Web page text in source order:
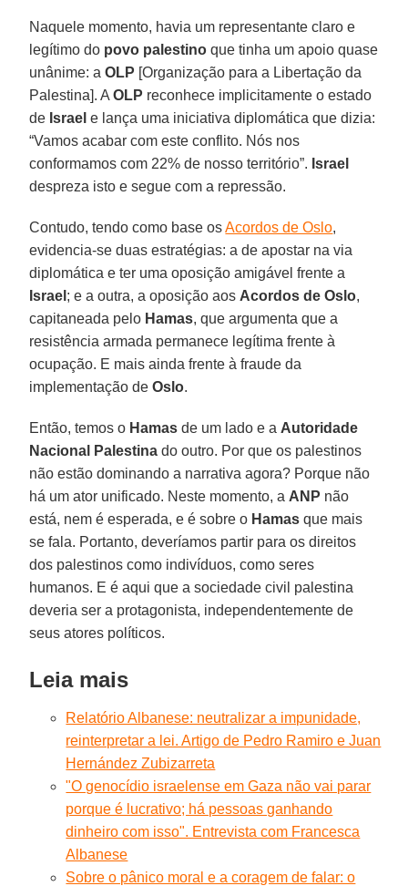
Naquele momento, havia um representante claro e
legítimo do povo palestino que tinha um apoio quase
unânime: aOLP [Organização para a Libertação da
Palestina]. AOLP reconhece implicitamente o estado
de Israel e lança uma iniciativa diplomática que dizia:
“Vamos acabar com este conflito. Nós nos
conformamos com 22% de nosso território”. Israel
despreza isto e segue com a repressão.
Contudo, tendo como base osAcordos de Oslo,
evidencia-se duas estratégias: a de apostar na via
diplomática e ter uma oposição amigável frente a
Israel ; e a outra, a oposição aos Acordos de Oslo,
capitaneada pelo Hamas, que argumenta que a
resistência armada permanece legítima frente à
ocupação. E mais ainda frente à fraude da
implementação deOslo.
Então, temos o Hamas de um lado e a Autoridade
Nacional Palestina do outro. Por que os palestinos
não estão dominando a narrativa agora? Porque não
há um ator unificado. Neste momento, a ANP não
está, nem é esperada, e é sobre o Hamas que mais
se fala. Portanto, deveríamos partir para os direitos
dos palestinos como indivíduos, como seres
humanos. E é aqui que a sociedade civil palestina
deveria ser a protagonista, independentemente de
seus atores políticos.
Leia mais
Relatório Albanese: neutralizar a impunidade,
reinterpretar a lei. Artigo de Pedro Ramiro e Juan
Hernández Zubizarreta
"O genocídio israelense em Gaza não vai parar
porque é lucrativo; há pessoas ganhando
dinheiro com isso". Entrevista com Francesca
Albanese
Sobre o pânico moral e a coragem de falar: o